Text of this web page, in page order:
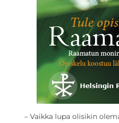
– Vaikka lupa olisikin